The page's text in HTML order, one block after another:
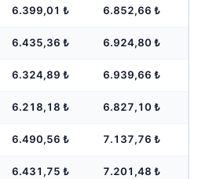
6.399,01 ₺ 6.852,66 ₺
6.435,36 ₺ 6.924,80 ₺
6.324,89 ₺ 6.939,66 ₺
6.218,18 ₺ 6.827,10 ₺
6.490,56 ₺ 7.137,76 ₺
6.431,75 ₺ 7.201,48 ₺